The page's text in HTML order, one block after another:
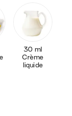
30 ml
Crème
liquide